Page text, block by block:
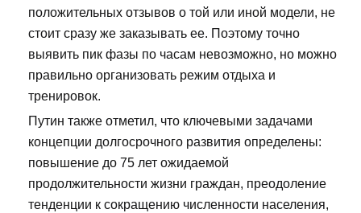
положительных отзывов о той или иной модели, не
стоит сразу же заказывать ее. Поэтому точно
выявить пик фазы по часам невозможно, но можно
правильно организовать режим отдыха и
тренировок.
Путин также отметил, что ключевыми задачами
концепции долгосрочного развития определены:
повышение до 75 лет ожидаемой
продолжительности жизни граждан, преодоление
тенденции к сокращению численности населения,